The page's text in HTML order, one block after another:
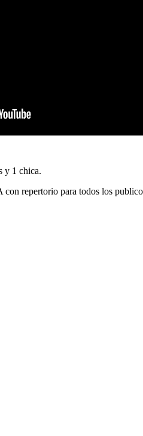
y 1 chica.
repertorio para todos los